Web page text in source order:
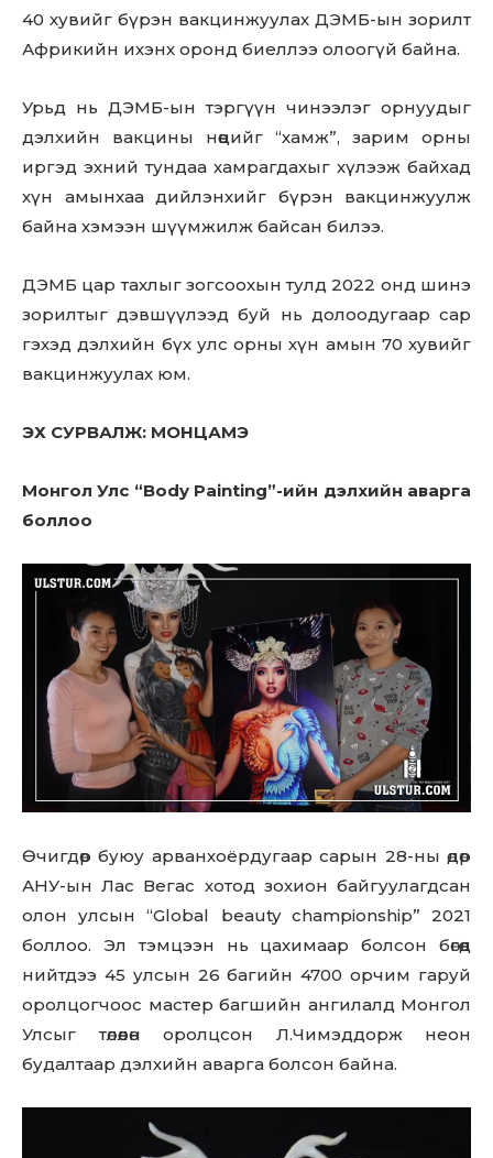
40 хувийг бүрэн вакцинжуулах ДЭМБ-ын зорилт
Африкийн ихэнх оронд биеллээ олоогүй байна.
Урьд нь ДЭМБ-ын тэргүүн чинээлэг орнуудыг
дэлхийн вакцины нөөцийг “хамж”, зарим орны
иргэд эхний тундаа хамрагдахыг хүлээж байхад
хүн амынхаа дийлэнхийг бүрэн вакцинжуулж
байна хэмээн шүүмжилж байсан билээ.
ДЭМБ цар тахлыг зогсоохын тулд 2022 онд шинэ
зорилтыг дэвшүүлээд буй нь долоодугаар сар
гэхэд дэлхийн бүх улс орны хүн амын 70 хувийг
вакцинжуулах юм.
ЭХ СУРВАЛЖ: МОНЦАМЭ
Монгол Улс “Body Painting”-ийн дэлхийн аварга
боллоо
Өчигдөр буюу арванхоёрдугаар сарын 28-ны өдөр
АНУ-ын Лас Вегас хотод зохион байгуулагдсан
олон улсын “Global beauty championship” 2021
боллоо. Эл тэмцээн нь цахимаар болсон бөгөөд
нийтдээ 45 улсын 26 багийн 4700 орчим гаруй
оролцогчоос мастер багшийн ангилалд Монгол
Улсыг төлөөлөн оролцсон Л.Чимэддорж неон
будалтаар дэлхийн аварга болсон байна.